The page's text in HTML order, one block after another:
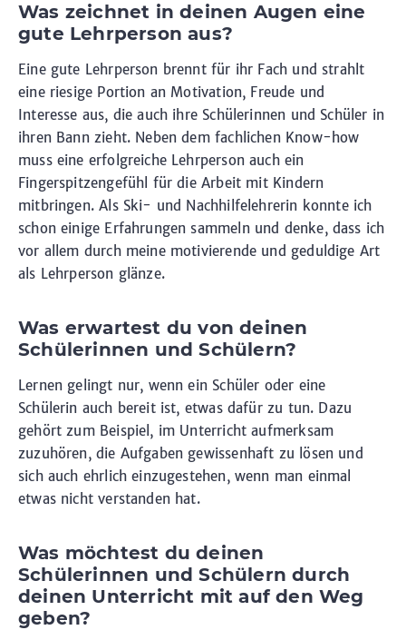
Was zeichnet in deinen Augen eine
gute Lehrperson aus?
Eine gute Lehrperson brennt für ihr Fach und strahlt
eine riesige Portion an Motivation, Freude und
Interesse aus, die auch ihre Schülerinnen und Schüler in
ihren Bann zieht. Neben dem fachlichen Know-how
muss eine erfolgreiche Lehrperson auch ein
Fingerspitzengefühl für die Arbeit mit Kindern
mitbringen. Als Ski- und Nachhilfelehrerin konnte ich
schon einige Erfahrungen sammeln und denke, dass ich
vor allem durch meine motivierende und geduldige Art
als Lehrperson glänze.
Was erwartest du von deinen
Schülerinnen und Schülern?
Lernen gelingt nur, wenn ein Schüler oder eine
Schülerin auch bereit ist, etwas dafür zu tun. Dazu
gehört zum Beispiel, im Unterricht aufmerksam
zuzuhören, die Aufgaben gewissenhaft zu lösen und
sich auch ehrlich einzugestehen, wenn man einmal
etwas nicht verstanden hat.
Was möchtest du deinen
Schülerinnen und Schülern durch
deinen Unterricht mit auf den Weg
geben?